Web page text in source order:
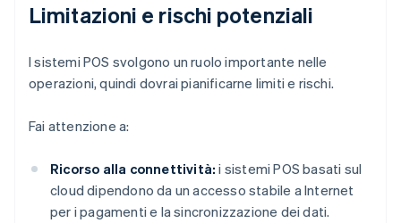
Limitazioni e rischi potenziali
I sistemi POS svolgono un ruolo importante nelle
operazioni, quindi dovrai pianificarne limiti e rischi.
Fai attenzione a:
Ricorso alla connettività: i sistemi POS basati sul
cloud dipendono da un accesso stabile a Internet
per i pagamenti e la sincronizzazione dei dati.